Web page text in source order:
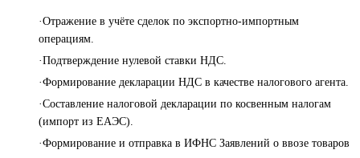
·Отражение в учёте сделок по экспортно-импортным
операциям.
·Подтверждение нулевой ставки НДС.
·Формирование декларации НДС в качестве налогового агента.
·Составление налоговой декларации по косвенным налогам
(импорт из ЕАЭС).
·Формирование и отправка в ИФНС Заявлений о ввозе товаров